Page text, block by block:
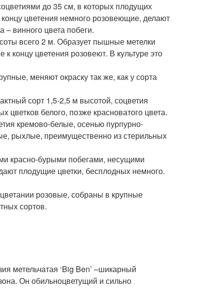
до 35 см, в которых плодущих
цветения немного розовеющие, делают
– винного цвета побеги.
всего 2 м. Образует пышные метелки
концу цветения розовеют. В культуре это
меняют окраску так же, как у сорта
сорт 1,5-2,5 м высотой, соцветия
цветков белого, позже красноватого цвета.
кремово-белые, осенью пурпурно-
рыхлые, преимущественно из стерильных
красно-бурыми побегами, несущими
плодущие цветки, бесплодных немного.
розовые, собраны в крупные
сортов.
метельчатая ‘Big Ben’ –шикарный
Он обильноцветущий и сильно